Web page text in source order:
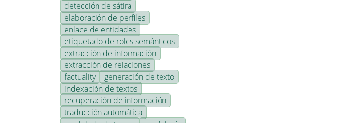
detección de sátira
elaboración de perfiles
enlace de entidades
etiquetado de roles semánticos
extracción de información
extracción de relaciones
factuality
generación de texto
indexación de textos
recuperación de información
traducción automática